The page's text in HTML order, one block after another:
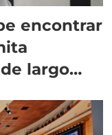
encontrar
largo